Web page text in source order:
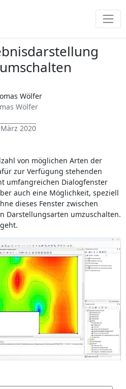
Wölfer
2020
von möglichen Arten der
zur Verfügung stehenden
umfangreichen Dialogfenster
auch eine Möglichkeit, speziell
dieses Fenster zwischen
Darstellungsarten umzuschalten.